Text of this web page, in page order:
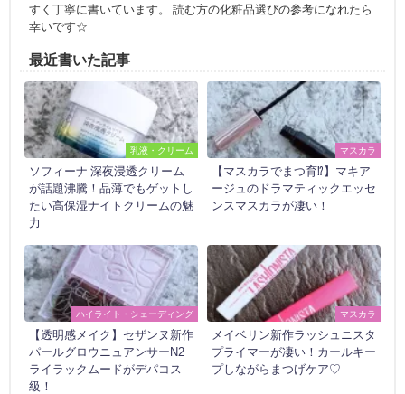
すく丁寧に書いています。 読む方の化粧品選びの参考になれたら
幸いです☆
最近書いた記事
乳液・クリーム
ソフィーナ 深夜浸透クリーム
が話題沸騰！品薄でもゲットし
たい高保湿ナイトクリームの魅
力
マスカラ
【マスカラでまつ育⁉】マキア
ージュのドラマティックエッセ
ンスマスカラが凄い！
ハイライト・シェーディング
【透明感メイク】セザンヌ新作
パールグロウニュアンサーN2
ライラックムードがデパコス
級！
マスカラ
メイベリン新作ラッシュニスタ
プライマーが凄い！カールキー
プしながらまつげケア♡